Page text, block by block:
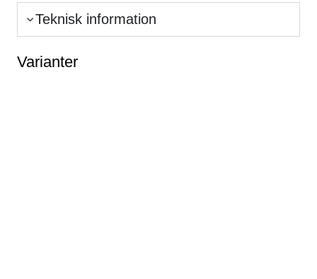
Teknisk information
Varianter